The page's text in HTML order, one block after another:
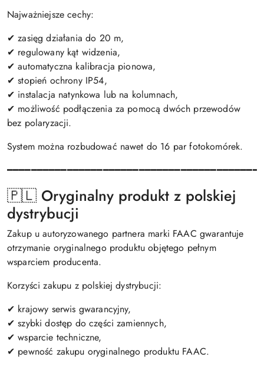
Najważniejsze cechy:
✔ zasięg działania do 20 m,
✔ regulowany kąt widzenia,
✔ automatyczna kalibracja pionowa,
✔ stopień ochrony IP54,
✔ instalacja natynkowa lub na kolumnach,
✔ możliwość podłączenia za pomocą dwóch przewodów
bez polaryzacji.
System można rozbudować nawet do 16 par fotokomórek.
🇵🇱 Oryginalny produkt z polskiej
dystrybucji
Zakup u autoryzowanego partnera marki FAAC gwarantuje
otrzymanie oryginalnego produktu objętego pełnym
wsparciem producenta.
Korzyści zakupu z polskiej dystrybucji:
✔ krajowy serwis gwarancyjny,
✔ szybki dostęp do części zamiennych,
✔ wsparcie techniczne,
✔ pewność zakupu oryginalnego produktu FAAC.